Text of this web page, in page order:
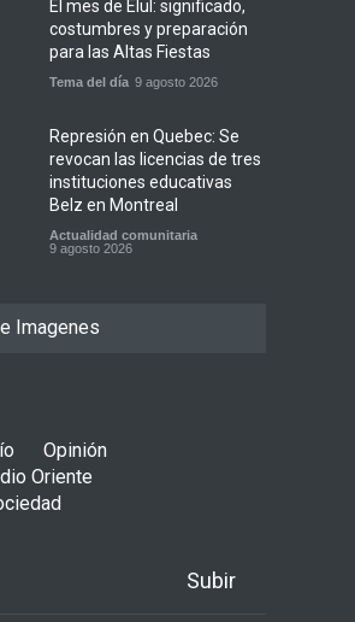
El mes de Elul: significado,
costumbres y preparación
para las Altas Fiestas
Tema del día 9 agosto 2026
Represión en Quebec: Se
revocan las licencias de tres
instituciones educativas
Belz en Montreal
Actualidad comunitaria
9 agosto 2026
Imagenes
Opinión
Oriente
Subir